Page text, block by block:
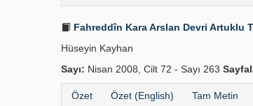
Fahreddîn Kara Arslan Devri Artuklu
Hüseyin Kayhan
Sayı: Nisan 2008, Cilt 72 - Sayı 263
Özet Özet (English) Tam Metin